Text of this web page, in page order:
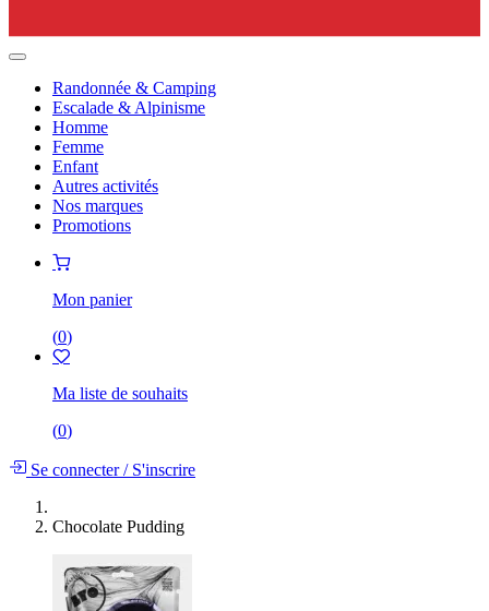
Randonnée & Camping
Escalade & Alpinisme
Homme
Femme
Enfant
Autres activités
Nos marques
Promotions
Mon panier
(0)
Ma liste de souhaits
(0)
Se connecter/S'inscrire
Chocolate Pudding